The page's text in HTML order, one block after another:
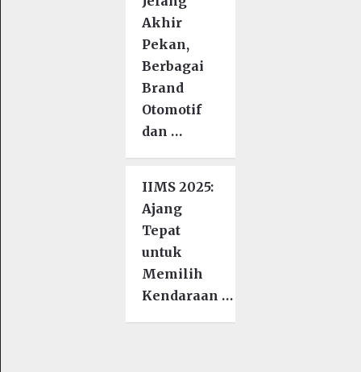
Akhir
Pekan,
Berbagai
Brand
Otomotif
dan …
IIMS 2025:
Ajang
Tepat
untuk
Memilih
Kendaraan …